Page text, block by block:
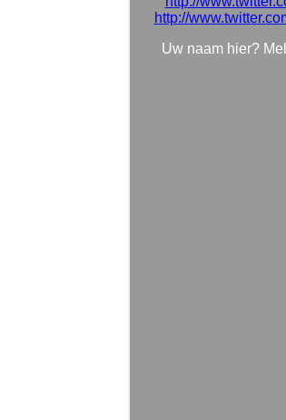
http://
Uw naam hier?